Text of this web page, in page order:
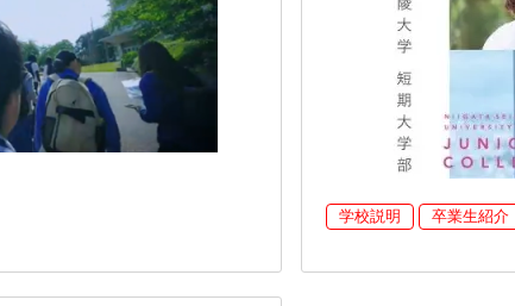
学校説明 卒業生紹介